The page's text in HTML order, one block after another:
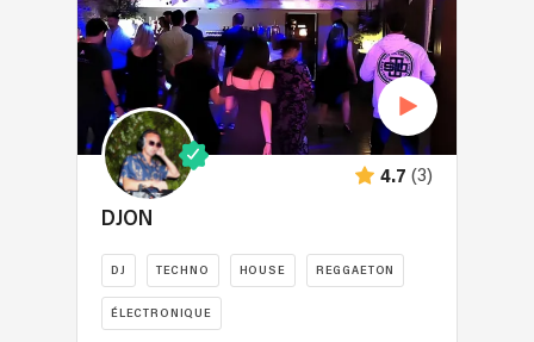
Nao
Beach,
Shellona,
Casa
Amor
St
Tropez,
Rosewood,
Le
Hotel,
Gyp
Sea,
4.7 (3)
DJON
DJ TECHNO HOUSE REGGAETON
ÉLECTRONIQUE